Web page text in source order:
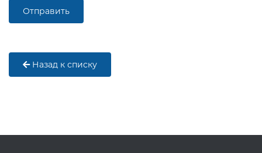
Назад к списку